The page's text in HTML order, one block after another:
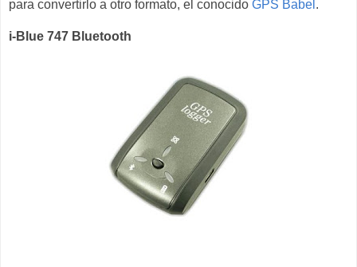
para convertirlo a otro formato, el conocido GPS Babel .
i-Blue 747 Bluetooth